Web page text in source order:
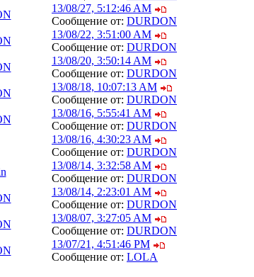
13/08/27, 5:12:46 AM
Сообщение от: DURDON
13/08/22, 3:51:00 AM
Сообщение от: DURDON
13/08/20, 3:50:14 AM
Сообщение от: DURDON
13/08/18, 10:07:13 AM
Сообщение от: DURDON
13/08/16, 5:55:41 AM
Сообщение от: DURDON
13/08/16, 4:30:23 AM
Сообщение от: DURDON
13/08/14, 3:32:58 AM
Сообщение от: DURDON
13/08/14, 2:23:01 AM
Сообщение от: DURDON
13/08/07, 3:27:05 AM
Сообщение от: DURDON
13/07/21, 4:51:46 PM
Сообщение от: LOLA